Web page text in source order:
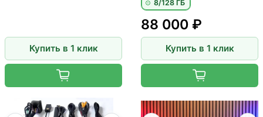
Купить в 1 клик
8/128 ГБ
88 000 ₽
Купить в 1 клик